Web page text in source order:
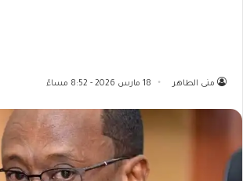
منى الطاهر 18 مارس 2026 - 8:52 مساءً